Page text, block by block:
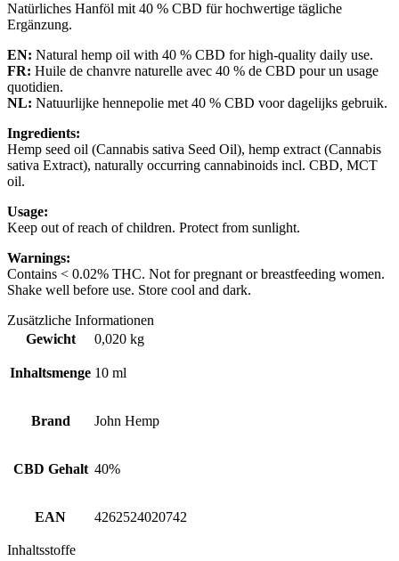
Natürliches Hanföl mit 40 % CBD für hochwertige tägliche
Ergänzung.
EN: Natural hemp oil with 40 % CBD for high-quality daily use.
FR: Huile de chanvre naturelle avec 40 % de CBD pour un usage
quotidien.
NL: Natuurlijke hennepolie met 40 % CBD voor dagelijks gebruik.
Ingredients:
Hemp seed oil (Cannabis sativa Seed Oil), hemp extract (Cannabis
sativa Extract), naturally occurring cannabinoids incl. CBD, MCT
oil.
Usage:
Keep out of reach of children. Protect from sunlight.
Warnings:
Contains < 0.02% THC. Not for pregnant or breastfeeding women.
Shake well before use. Store cool and dark.
Zusätzliche Informationen
Gewicht
0,020 kg
Inhaltsmenge 10 ml
Brand John Hemp
CBD Gehalt 40%
EAN 4262524020742
Inhaltsstoffe